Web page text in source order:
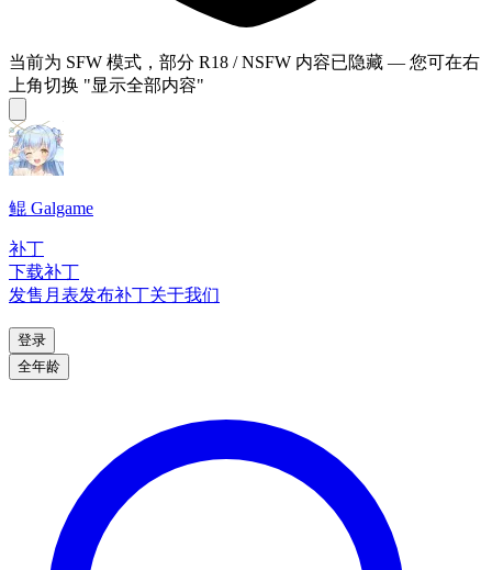
当前为 SFW 模式，部分 R18 / NSFW 内容已隐藏 — 您可在右
上角切换 "显示全部内容"
鲲 Galgame
补丁
下载补丁
发售月表发布补丁关于我们
登录
全年龄